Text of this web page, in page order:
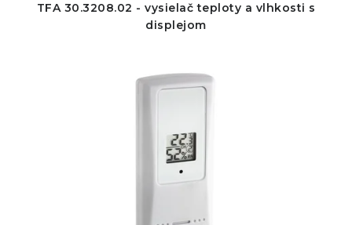
TFA 30.3208.02 - vysielač teploty a vlhkosti s
displejom